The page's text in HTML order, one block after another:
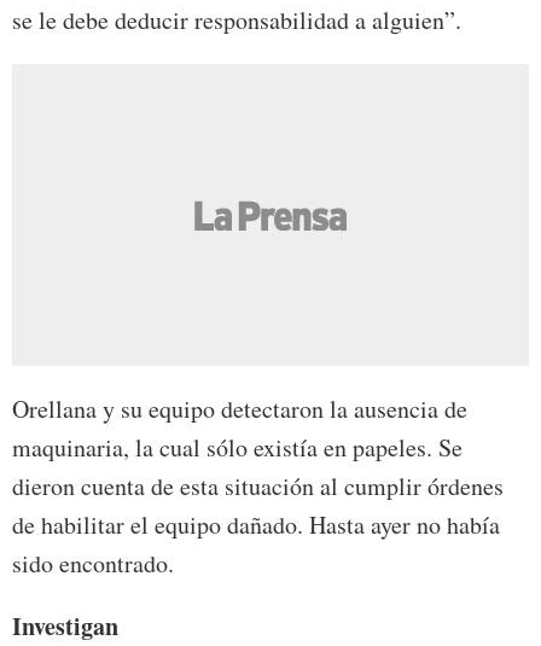
se le debe deducir responsabilidad a alguien”.
Orellana y su equipo detectaron la ausencia de
maquinaria, la cual sólo existía en papeles. Se
dieron cuenta de esta situación al cumplir órdenes
de habilitar el equipo dañado. Hasta ayer no había
sido encontrado.
Investigan